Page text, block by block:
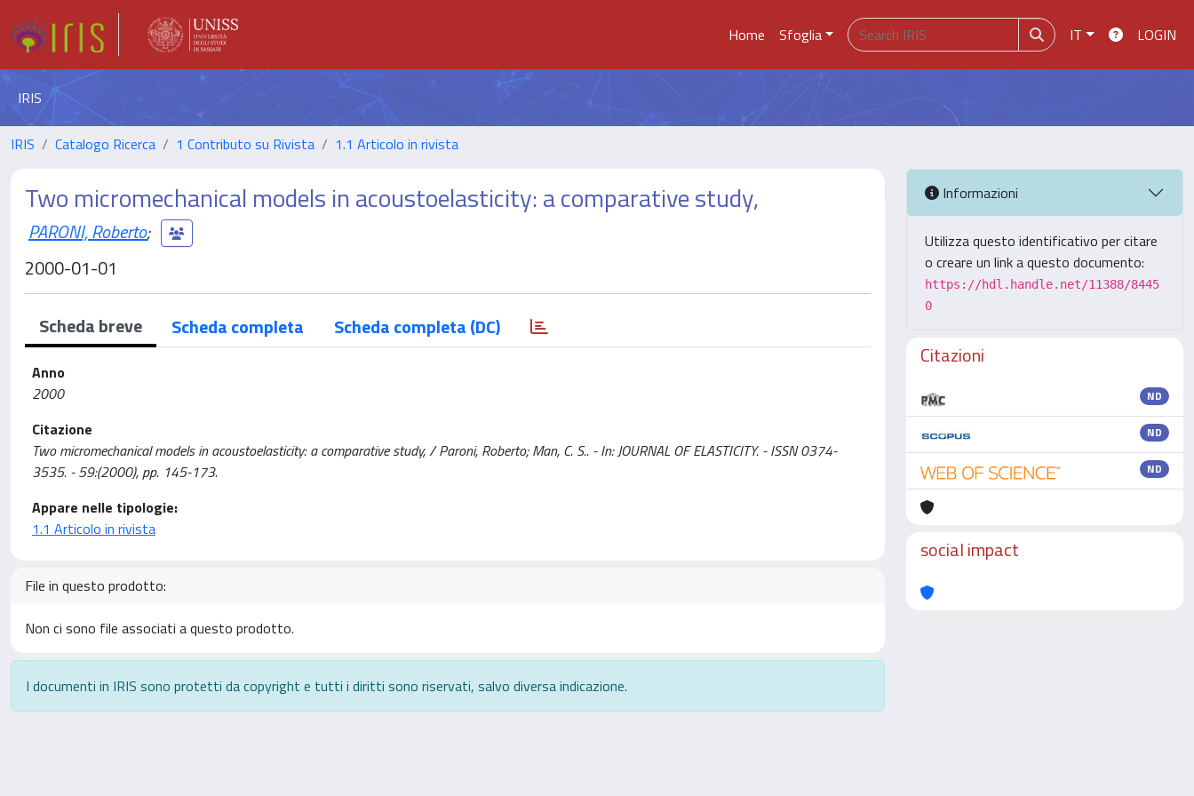
Home Sfoglia IT LOGIN
IRIS
IRIS Catalogo Ricerca 1 Contributo su Rivista 1.1 Articolo in rivista
Two micromechanical models in acoustoelasticity: a comparative study,
PARONI, Roberto;
2000-01-01
Scheda breve Scheda completa Scheda completa (DC)
Anno
2000
Citazione
Two micromechanical models in acoustoelasticity: a comparative study, / Paroni, Roberto; Man, C. S.. - In: JOURNAL OF ELASTICITY. - ISSN 0374-
3535. - 59:(2000), pp. 145-173.
Appare nelle tipologie:
1.1 Articolo in rivista
File in questo prodotto:
Non ci sono file associati a questo prodotto.
I documenti in IRIS sono protetti da copyright e tutti i diritti sono riservati, salvo diversa indicazione.
Informazioni
Utilizza questo identificativo per citare
o creare un link a questo documento:
https://hdl.handle.net/11388/8445
0
Citazioni
ND
ND
ND
social impact